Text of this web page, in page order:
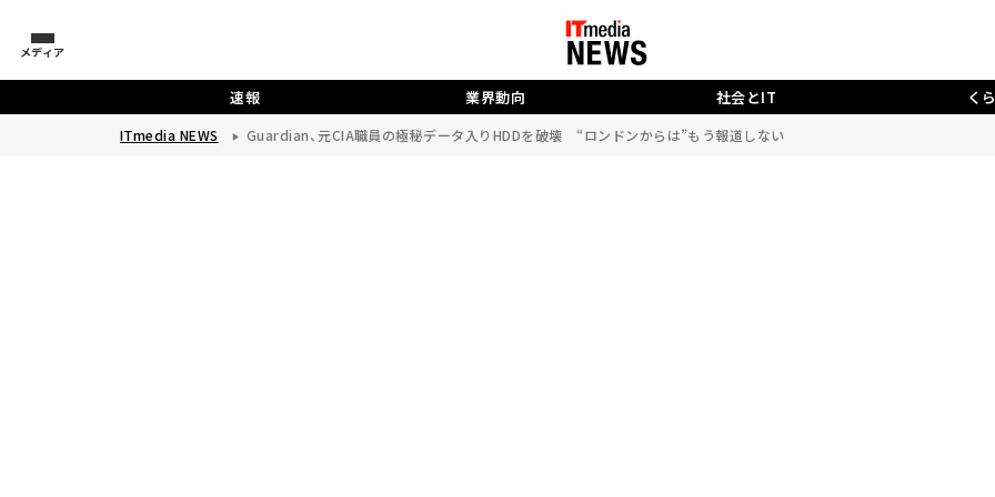
メディア
速報 業界動向 社会とIT く
ITmedia NEWS Guardian、元CIA職員の極秘データ入りHDDを破壊 “ロンドンからは”もう報道しない